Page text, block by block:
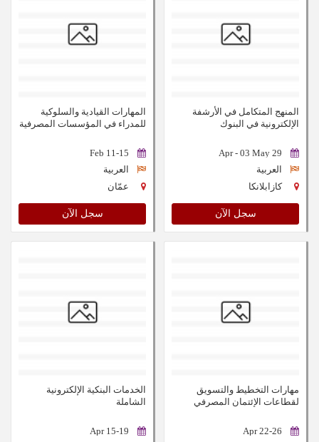
المنهج المتكامل في الأرشفة
الإلكترونية في البنوك
29 Apr - 03 May
العربية
كازابلانكا
سجل الآن
المهارات القيادية والسلوكية
للمدراء في المؤسسات المصرفية
11-15 Feb
العربية
عمّان
سجل الآن
مهارات التخطيط والتسويق
لقطاعات الإئتمان المصرفي
22-26 Apr
الخدمات البنكية الإلكترونية
الشاملة
15-19 Apr